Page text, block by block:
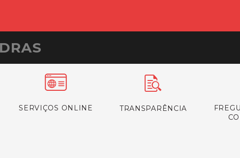
SERVIÇOS ONLINE TRANSPARÊNCIA